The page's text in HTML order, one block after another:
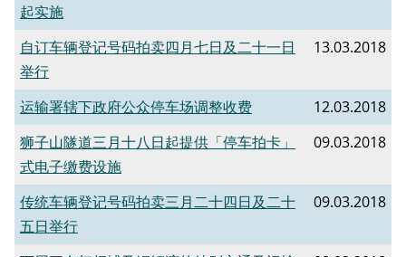
起实施
自订车辆登记号码拍卖四月七日及二十一日
举行
13.03.2018
运输署辖下政府公众停车场调整收费
12.03.2018
狮子山隧道三月十八日起提供「停车拍卡」
式电子缴费设施
09.03.2018
传统车辆登记号码拍卖三月二十四日及二十
五日举行
09.03.2018